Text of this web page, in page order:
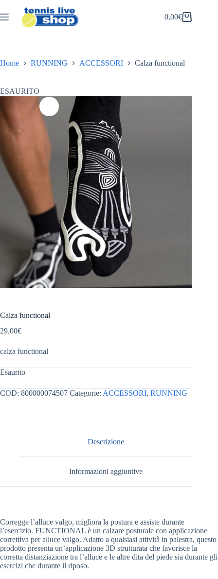
al
contenuto
Carrello
0,00€
Home RUNNING ACCESSORI Calza functional
ESAURITO
Calza functional
29,00€
calza functional
Esaurito
COD: 800000074507 Categorie: ACCESSORI, RUNNING
Descrizione
Informazioni aggiuntive
Corregge l’alluce valgo, migliora la postura e assiste durante
l’esercizio. FUNCTIONAL è un calzare posturale con applicazione
correttiva per alluce valgo. Adatto a qualsiasi attività in palestra, questo
prodotto presenta un’applicazione 3D strutturata che favorisce la
corretta distanziazione tra l’alluce e le altre dita del piede sia durante gli
esercizi che durante il riposo.